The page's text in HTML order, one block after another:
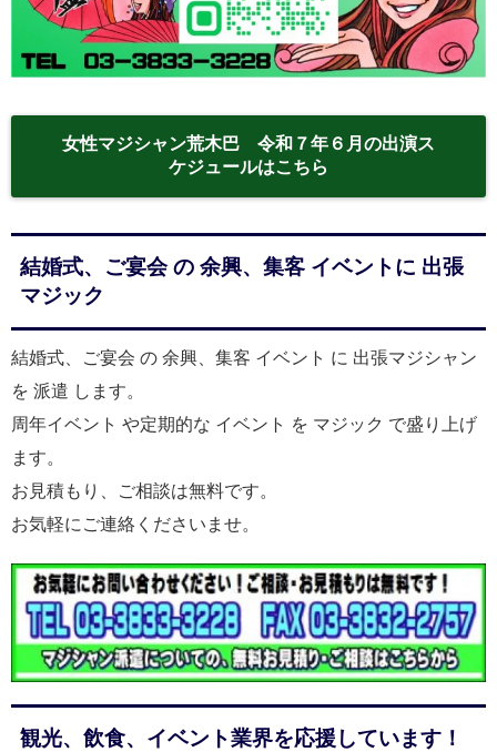
女性マジシャン荒木巴 令和７年６月の出演ス
ケジュールはこちら
結婚式、ご宴会 の 余興、集客 イベントに 出張
マジック
結婚式、ご宴会 の 余興、集客 イベント に 出張マジシャン
を 派遣 します。
周年イベント や定期的な イベント を マジック で盛り上げ
ます。
お見積もり、ご相談は無料です。
お気軽にご連絡くださいませ。
観光、飲食、イベント業界を応援しています！